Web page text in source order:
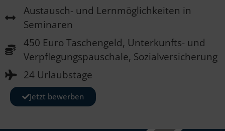
Austausch- und Lernmöglichkeiten in
Seminaren
450 Euro Taschengeld, Unterkunfts- und
Verpflegungspauschale, Sozialversicherung
24 Urlaubstage
Jetzt bewerben